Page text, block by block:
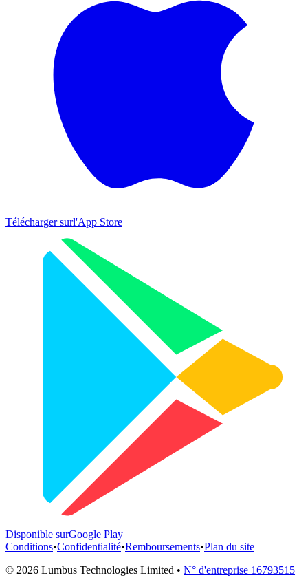
Télécharger surl'App Store
Disponible surGoogle Play
Conditions•Confidentialité•Remboursements•Plan du site
© 2026 Lumbus Technologies Limited • N° d'entreprise 16793515